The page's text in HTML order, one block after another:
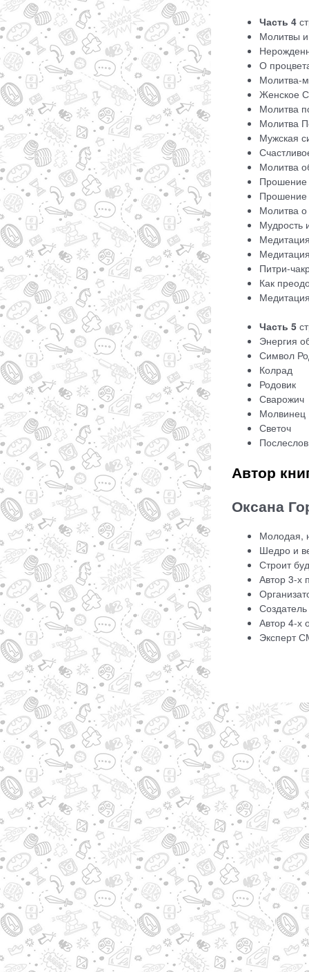
Часть 4
Молитвы
О
Молитва-
Женское
Молитва
Молитва
Мужская
Молитва
Прошение
Прошение
Молитва о
Мудрость
Питри-
Как
Часть 5
Энергия
Символ
Колрад
Родовик
Сварожич
Молвинец
Светоч
Автор
Оксана
Молодая,
Шедро и
Строит
Автор 3-х
Автор 4-х
Эксперт